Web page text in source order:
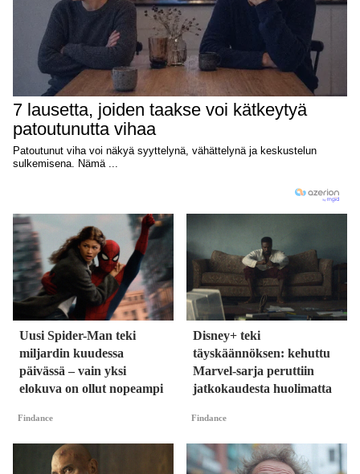
Uusi Spider-Man teki
miljardin kuudessa
päivässä – vain yksi
elokuva on ollut nopeampi
Findance
Disney+ teki
täyskäännöksen: kehuttu
Marvel-sarja peruttiin
jatkokaudesta huolimatta
Findance